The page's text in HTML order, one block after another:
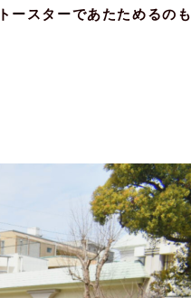
トースターであたためるのも